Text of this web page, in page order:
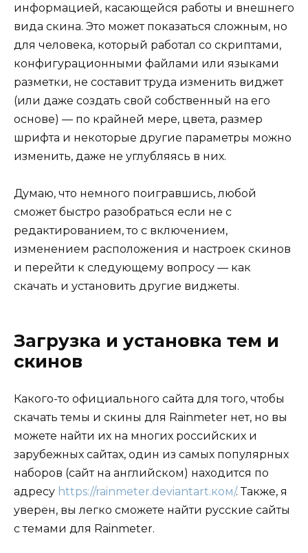
информацией, касающейся работы и внешнего
вида скина. Это может показаться сложным, но
для человека, который работал со скриптами,
конфигурационными файлами или языками
разметки, не составит труда изменить виджет
(или даже создать свой собственный на его
основе) — по крайней мере, цвета, размер
шрифта и некоторые другие параметры можно
изменить, даже не углубляясь в них.
Думаю, что немного поигравшись, любой
сможет быстро разобраться если не с
редактированием, то с включением,
изменением расположения и настроек скинов
и перейти к следующему вопросу — как
скачать и установить другие виджеты.
Загрузка и установка тем и
скинов
Какого-то официального сайта для того, чтобы
скачать темы и скины для Rainmeter нет, но вы
можете найти их на многих российских и
зарубежных сайтах, один из самых популярных
наборов (сайт на английском) находится по
адресу https://rainmeter.deviantart.ком/. Также, я
уверен, вы легко сможете найти русские сайты
с темами для Rainmeter.